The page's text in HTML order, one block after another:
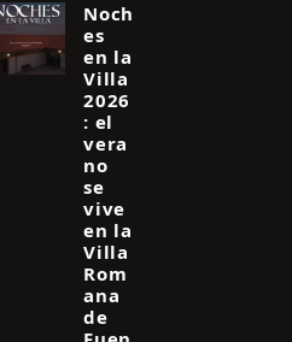
Noch
es
en la
Villa
2026
: el
vera
no
se
vive
en la
Villa
Rom
ana
de